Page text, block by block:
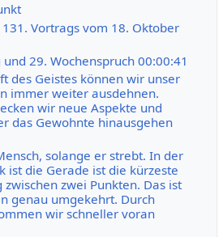
Vortrags vom 18. Oktober
29. Wochenspruch 00:00:41
des Geistes können wir unser
immer weiter ausdehnen.
wir neue Aspekte und
das Gewohnte hinausgehen
solange er strebt. In der
ist die Gerade ist die kürzeste
zwischen zwei Punkten. Das ist
genau umgekehrt. Durch
wir schneller voran